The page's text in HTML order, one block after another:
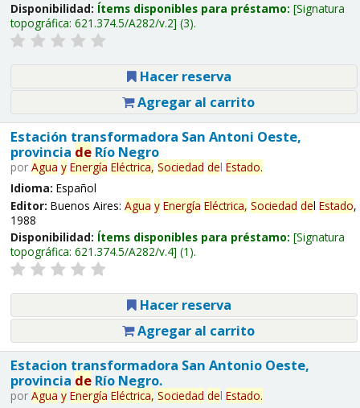
Disponibilidad: Ítems disponibles para préstamo: Signatura
topográfica: 621.374.5/A282/v.2 (3).
Hacer reserva
Agregar al carrito
Estación transformadora San Antoni Oeste,
provincia deRío Negro
por Agua y Energía Eléctrica, Sociedad del Estado.
Idioma: Español
Editor: Buenos Aires: Agua y Energía Eléctrica, Sociedad del Estado,
1988
Disponibilidad: Ítems disponibles para préstamo: Signatura
topográfica: 621.374.5/A282/v.4 (1).
Hacer reserva
Agregar al carrito
Estacion transformadora San Antonio Oeste,
provincia deRío Negro.
por Agua y Energía Eléctrica, Sociedad del Estado.